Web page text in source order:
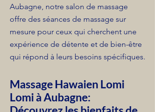
Aubagne, notre salon de massage
offre des séances de massage sur
mesure pour ceux qui cherchent une
expérience de détente et de bien-être
qui répond à leurs besoins spécifiques.
Massage Hawaien Lomi
Lomi à Aubagne: